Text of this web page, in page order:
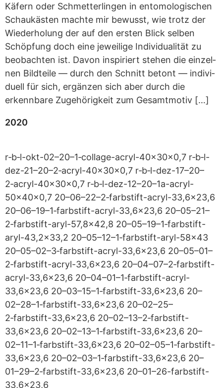
Käfern oder Schmet­ter­lin­gen in ento­mo­lo­gi­schen
Schau­käs­ten machte mir bewusst, wie trotz der
Wie­der­ho­lung der auf den ers­ten Blick sel­ben
Schöp­fung doch eine jewei­lige Indi­vi­dua­li­tät zu
beob­ach­ten ist. Davon inspi­riert ste­hen die ein­zel­
nen Bild­teile — durch den Schnitt betont — indi­vi­
du­ell für sich, ergän­zen sich aber durch die
erkenn­bare Zuge­hö­rig­keit zum Gesamtmotiv […]
2020
r‑b‑l-okt-02–20–1‑collage-acryl-40x30x0,7 r‑b‑l-
dez-21–20–2‑acryl-40x30x0,7 r‑b‑l-dez-17–20–
2‑acryl-40x30x0,7 r‑b‑l-dez-12–20–1a-acryl-
50x40x0,7 20–06–22–2‑farbstift-acryl-33,6x23,6
20–06–19–1‑farbstift-acryl-33,6x23,6 20–05–21–
2‑farbstift-aryl-57,8x42,8 20–05–19–1‑farbstift-
aryl-43,2x33,2 20–05–12–1‑farbstift-aryl-58x43
20–05–02–3‑farbstift-acryl-33,6x23,6 20–05–01–
2‑farbstift-acryl-33,6x23,6 20–04–07–2‑farbstift-
acryl-33,6x23,6 20–04–01–1‑farbstift-acryl-
33,6x23,6 20–03–15–1‑farbstift-33,6x23,6 20–
02–28–1‑farbstift-33,6x23,6 20–02–25–
2‑farbstift-33,6x23,6 20–02–13–2‑farbstift-
33,6x23,6 20–02–13–1‑farbstift-33,6x23,6 20–
02–11–1‑farbstift-33,6x23,6 20–02–05–1‑farbstift-
33,6x23,6 20–02–03–1‑farbstift-33,6x23,6 20–
01–29–2‑farbstift-33,6x23,6 20–01–26-farbstift-
33,6x23,6